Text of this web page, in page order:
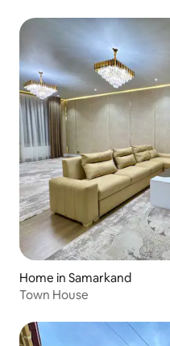
Home in Samarkand
Town House